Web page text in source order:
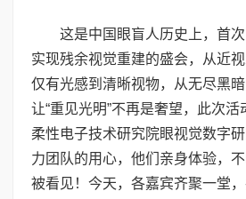
这是中国眼盲人历史上，首
实现残余视觉重建的盛会，从近
仅有光感到清晰视物，从无尽黑暗
让“重见光明”不再是奢望，此次
柔性电子技术研究院眼视觉数字
力团队的用心，他们亲身体验，
被看见！今天，各嘉宾齐聚一堂